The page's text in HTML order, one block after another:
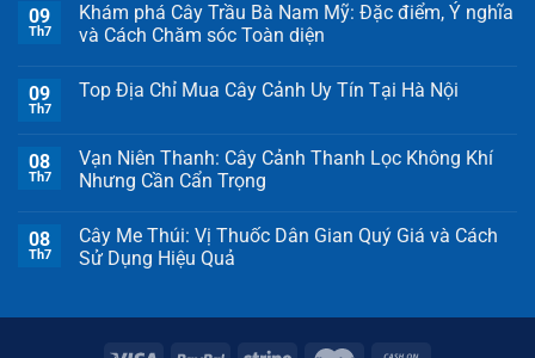
09
Th7
Khám phá Cây Trầu Bà Nam Mỹ: Đặc điểm, Ý nghĩa
và Cách Chăm sóc Toàn diện
09
Th7
Top Địa Chỉ Mua Cây Cảnh Uy Tín Tại Hà Nội
08
Th7
Vạn Niên Thanh: Cây Cảnh Thanh Lọc Không Khí
Nhưng Cần Cẩn Trọng
08
Th7
Cây Me Thúi: Vị Thuốc Dân Gian Quý Giá và Cách
Sử Dụng Hiệu Quả